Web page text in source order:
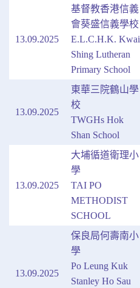
13.09.2025
基督教香港信義
會葵盛信義學校
E.L.C.H.K. Kwai
Shing Lutheran
Primary School
13.09.2025
東華三院鶴山學
校
TWGHs Hok
Shan School
13.09.2025
大埔循道衛理小
學
TAI PO
METHODIST
SCHOOL
13.09.2025
保良局何壽南小
學
Po Leung Kuk
Stanley Ho Sau